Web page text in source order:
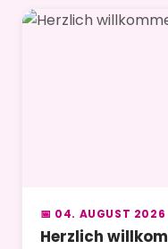
📅 04. AUGUST 2026
Herzlich